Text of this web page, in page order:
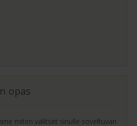
opas
miten valitset sinulle soveltuvan